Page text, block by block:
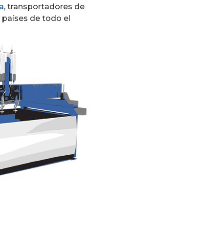
, transportadores de
de todo el